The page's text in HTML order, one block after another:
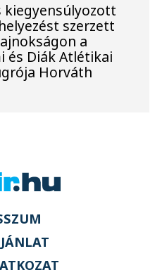
kiegyensúlyozott
szerzett
a
és Diák Atlétikai
Horváth